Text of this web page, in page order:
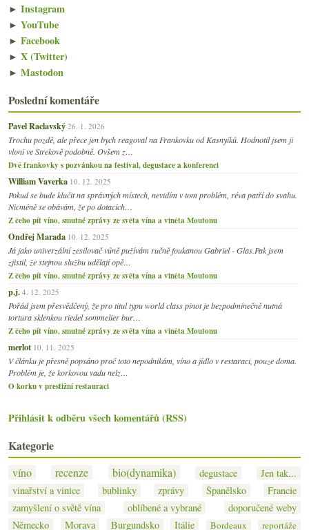
► Instagram
► YouTube
► Facebook
► X (Twitter)
► Mastodon
Poslední komentáře
Pavel Raclavský 26. 1. 2026
Trochu pozdě, ale přece jen bych reagoval na Frankovku od Kasnyiků. Hodnotil jsem ji
vloni ve Strekově podobně. Ovšem z…
Dvě frankovky s pozvánkou na festival, degustace a konferenci
William Vaverka 10. 12. 2025
Pokud se bude klučit na správných místech, nevidím v tom problém, réva patří do svahu.
Nicméně se obávám, že po dotacích…
Z čeho pít víno, smutné zprávy ze světa vína a viněta Moutonu
Ondřej Marada 10. 12. 2025
Já jako univerzální zesilovač vůně pužívám ručně foukanou Gabriel - Glas.Pak jsem
zjistil, že stejnou službu udělají opě…
Z čeho pít víno, smutné zprávy ze světa vína a viněta Moutonu
p.j. 4. 12. 2025
Pořád jsem přesvědčený, že pro titul typu world class pinot je bezpodmínečně nutná
tortura sklenkou riedel sommelier bur…
Z čeho pít víno, smutné zprávy ze světa vína a viněta Moutonu
merlot 10. 11. 2025
V článku je přesně popsáno proč toto nepodnikám, víno a jídlo v restaraci, pouze doma.
Problém je, že korkovou vadu nelz…
O korku v prestižní restauraci
Přihlásit k odběru všech komentářů (RSS)
Kategorie
víno recenze bio(dynamika) degustace
Jen tak...
vinařství a vinice
bublinky zprávy Španělsko
Francie
zamyšlení o světě vína
oblíbené a vybrané
doporučené weby
Německo
Morava Burgundsko Itálie Bordeaux reportáže